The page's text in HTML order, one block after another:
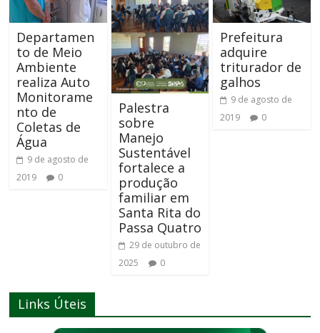
Departamen
to de Meio
Ambiente
realiza Auto
Monitorame
nto de
Coletas de
Água
9 de agosto de
2019
0
Palestra
sobre
Manejo
Sustentável
fortalece a
produção
familiar em
Santa Rita do
Passa Quatro
29 de outubro de
2025
0
Prefeitura
adquire
triturador de
galhos
9 de agosto de
2019
0
Links Úteis